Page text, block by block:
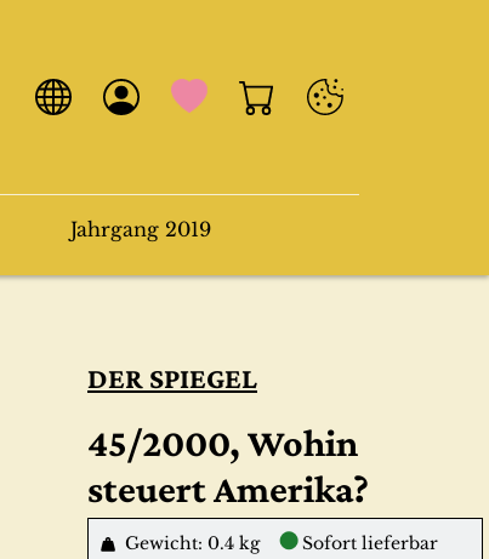
Jahrgang 2019
DER SPIEGEL
45/2000, Wohin
steuert Amerika?
Gewicht: 0.4 kg ●Sofort lieferbar